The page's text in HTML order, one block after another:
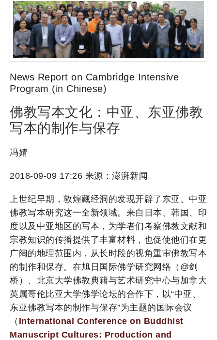
News Report on Cambridge Intensive
Program (in Chinese)
佛教写本文化：中亚、东亚佛教
写本的制作与保存
冯婧
2018-09-09 17:26 来源：澎湃新闻
上世纪早期，敦煌藏经洞的发现开辟了东亚、中亚
佛教写本研究这一全新领域。来自日本、韩国、印
度以及中亚地区的写本，为学者们考察佛教文献和
宗教知识的传播提供了丰富材料，也促使他们在更
广阔的地理范围内，从长时段的视角重审佛教写本
的制作和保存。在旭日国际佛学研究网络（@剑
桥）、北京大学佛教典籍与艺术研究中心与加拿大
英属哥伦比亚大学佛学论坛的合作下，以“中亚、
东亚佛教写本的制作与保存”为主题的国际会议
（ International Conference on Buddhist
Manuscript Cultures: Production and